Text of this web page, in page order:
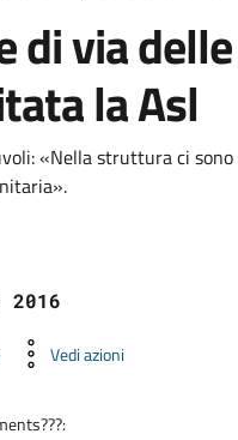
di via
la Asl
della notizia
«Nella struttura ci
Vedi azioni